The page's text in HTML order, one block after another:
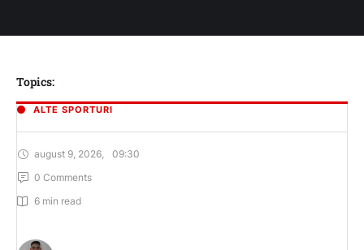
Topics:
ALTE SPORTURI
august 9, 2026
09:30
0 Comments
6 min read